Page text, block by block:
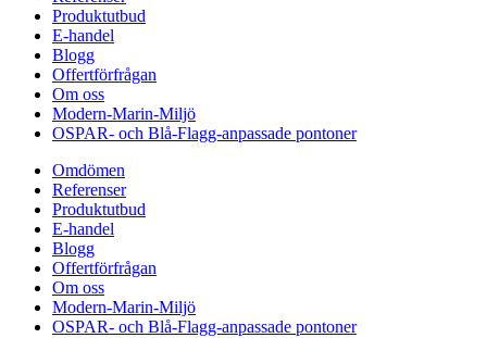
Produktutbud
E-handel
Blogg
Offertförfrågan
Om oss
Modern-Marin-Miljö
OSPAR- och Blå-Flagg-anpassade pontoner
Omdömen
Referenser
Produktutbud
E-handel
Blogg
Offertförfrågan
Om oss
Modern-Marin-Miljö
OSPAR- och Blå-Flagg-anpassade pontoner